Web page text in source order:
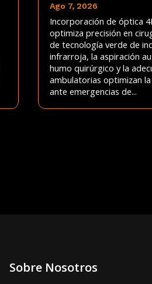
Ago 7, 2026
Incorporación de óptica
optimiza precisión en
de tecnología verde de
infrarroja, la aspiración
humo quirúrgico y la
ambulatorias optimizan
ante emergencias de...
Sobre Nosotros